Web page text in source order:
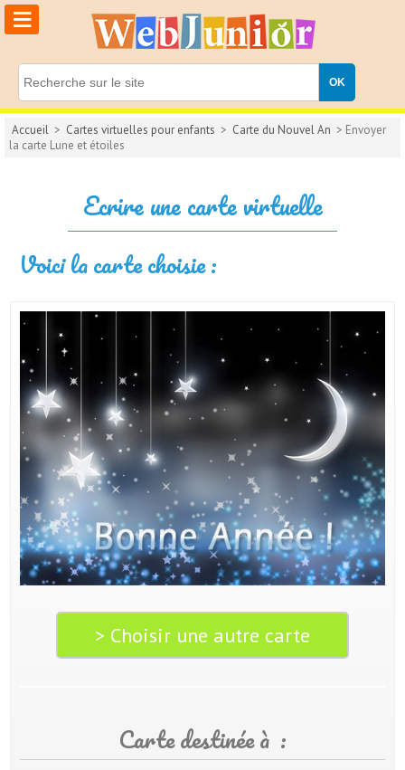
≡
Accueil > Cartes virtuelles pour enfants > Carte du Nouvel An > Envoyer
la carte Lune et étoiles
Ecrire une carte virtuelle
Voici la carte choisie :
> Choisir une autre carte
Carte destinée à :